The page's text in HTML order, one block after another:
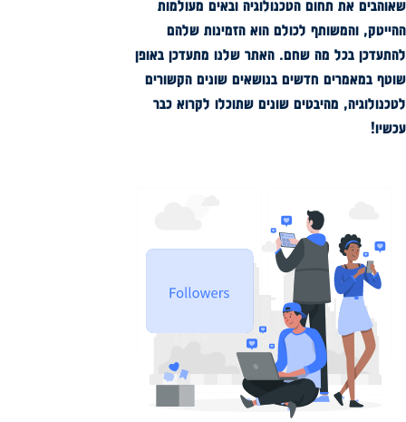
שאוהבים את תחום הטכנולוגיה ובאים מעולמות
ההייטק, והמשותף לכולם הוא הזמינות שלהם
להתעדכן בכל מה שחם. האתר שלנו מתעדכן באופן
שוטף במאמרים חדשים בנושאים שונים הקשורים
לטכנולוגיה, מהיבטים שונים שתוכלו לקרוא כבר
עכשיו!